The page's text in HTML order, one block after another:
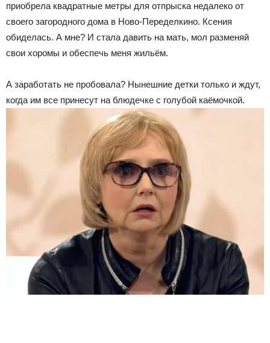
приобрела квадратные метры для отпрыска недалеко от
своего загородного дома в Ново-Переделкино. Ксения
обиделась. А мне? И стала давить на мать, мол разменяй
свои хоромы и обеспечь меня жильём.
А заработать не пробовала? Нынешние детки только и ждут,
когда им все принесут на блюдечке с голубой каёмочкой.